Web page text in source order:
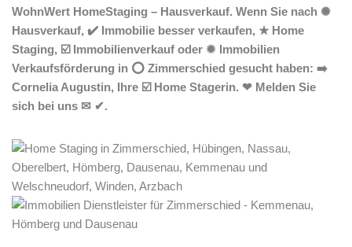
WohnWert HomeStaging – Hausverkauf. Wenn Sie nach ✺
Hausverkauf, ✔️ Immobilie besser verkaufen, ★ Home
Staging, ☑️ Immobilienverkauf oder ✹ Immobilien
Verkaufsförderung in ⭕ Zimmerschied gesucht haben: ➡️
Cornelia Augustin, Ihre ☑️ Home Stagerin. ❤ Melden Sie
sich bei uns ✉ ✔.